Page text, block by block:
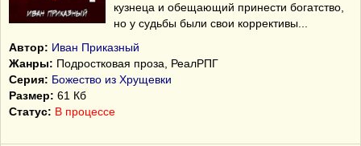
кузнеца и обещающий принести богатство,
но у судьбы были свои коррективы...
Автор: Иван Приказный
Жанры: Подростковая проза, РеалРПГ
Серия: Божество из Хрущевки
Размер: 61 Кб
Статус: В процессе